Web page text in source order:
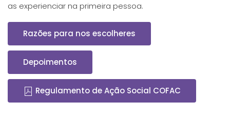
as experienciar na primeira pessoa.
Razões para nos escolheres
Depoimentos
Regulamento de Ação Social COFAC